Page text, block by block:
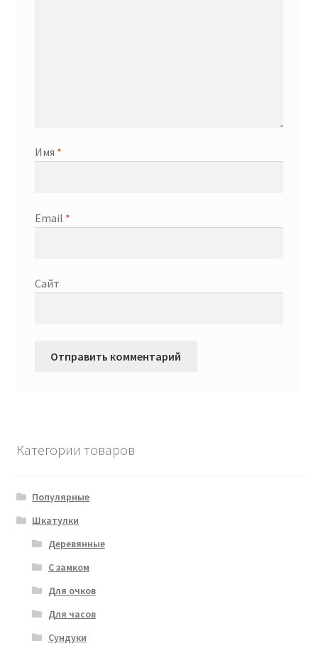
Имя *
Email *
Сайт
Категории товаров
Популярные
Шкатулки
Деревянные
С замком
Для очков
Для часов
Сундуки